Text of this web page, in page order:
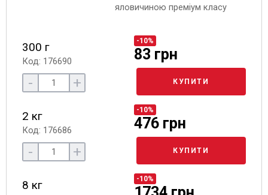
яловичиною преміум класу
300 г
Код: 176690
-10%
83 грн
- + КУПИТИ
2 кг
Код: 176686
-10%
476 грн
- + КУПИТИ
8 кг -10%